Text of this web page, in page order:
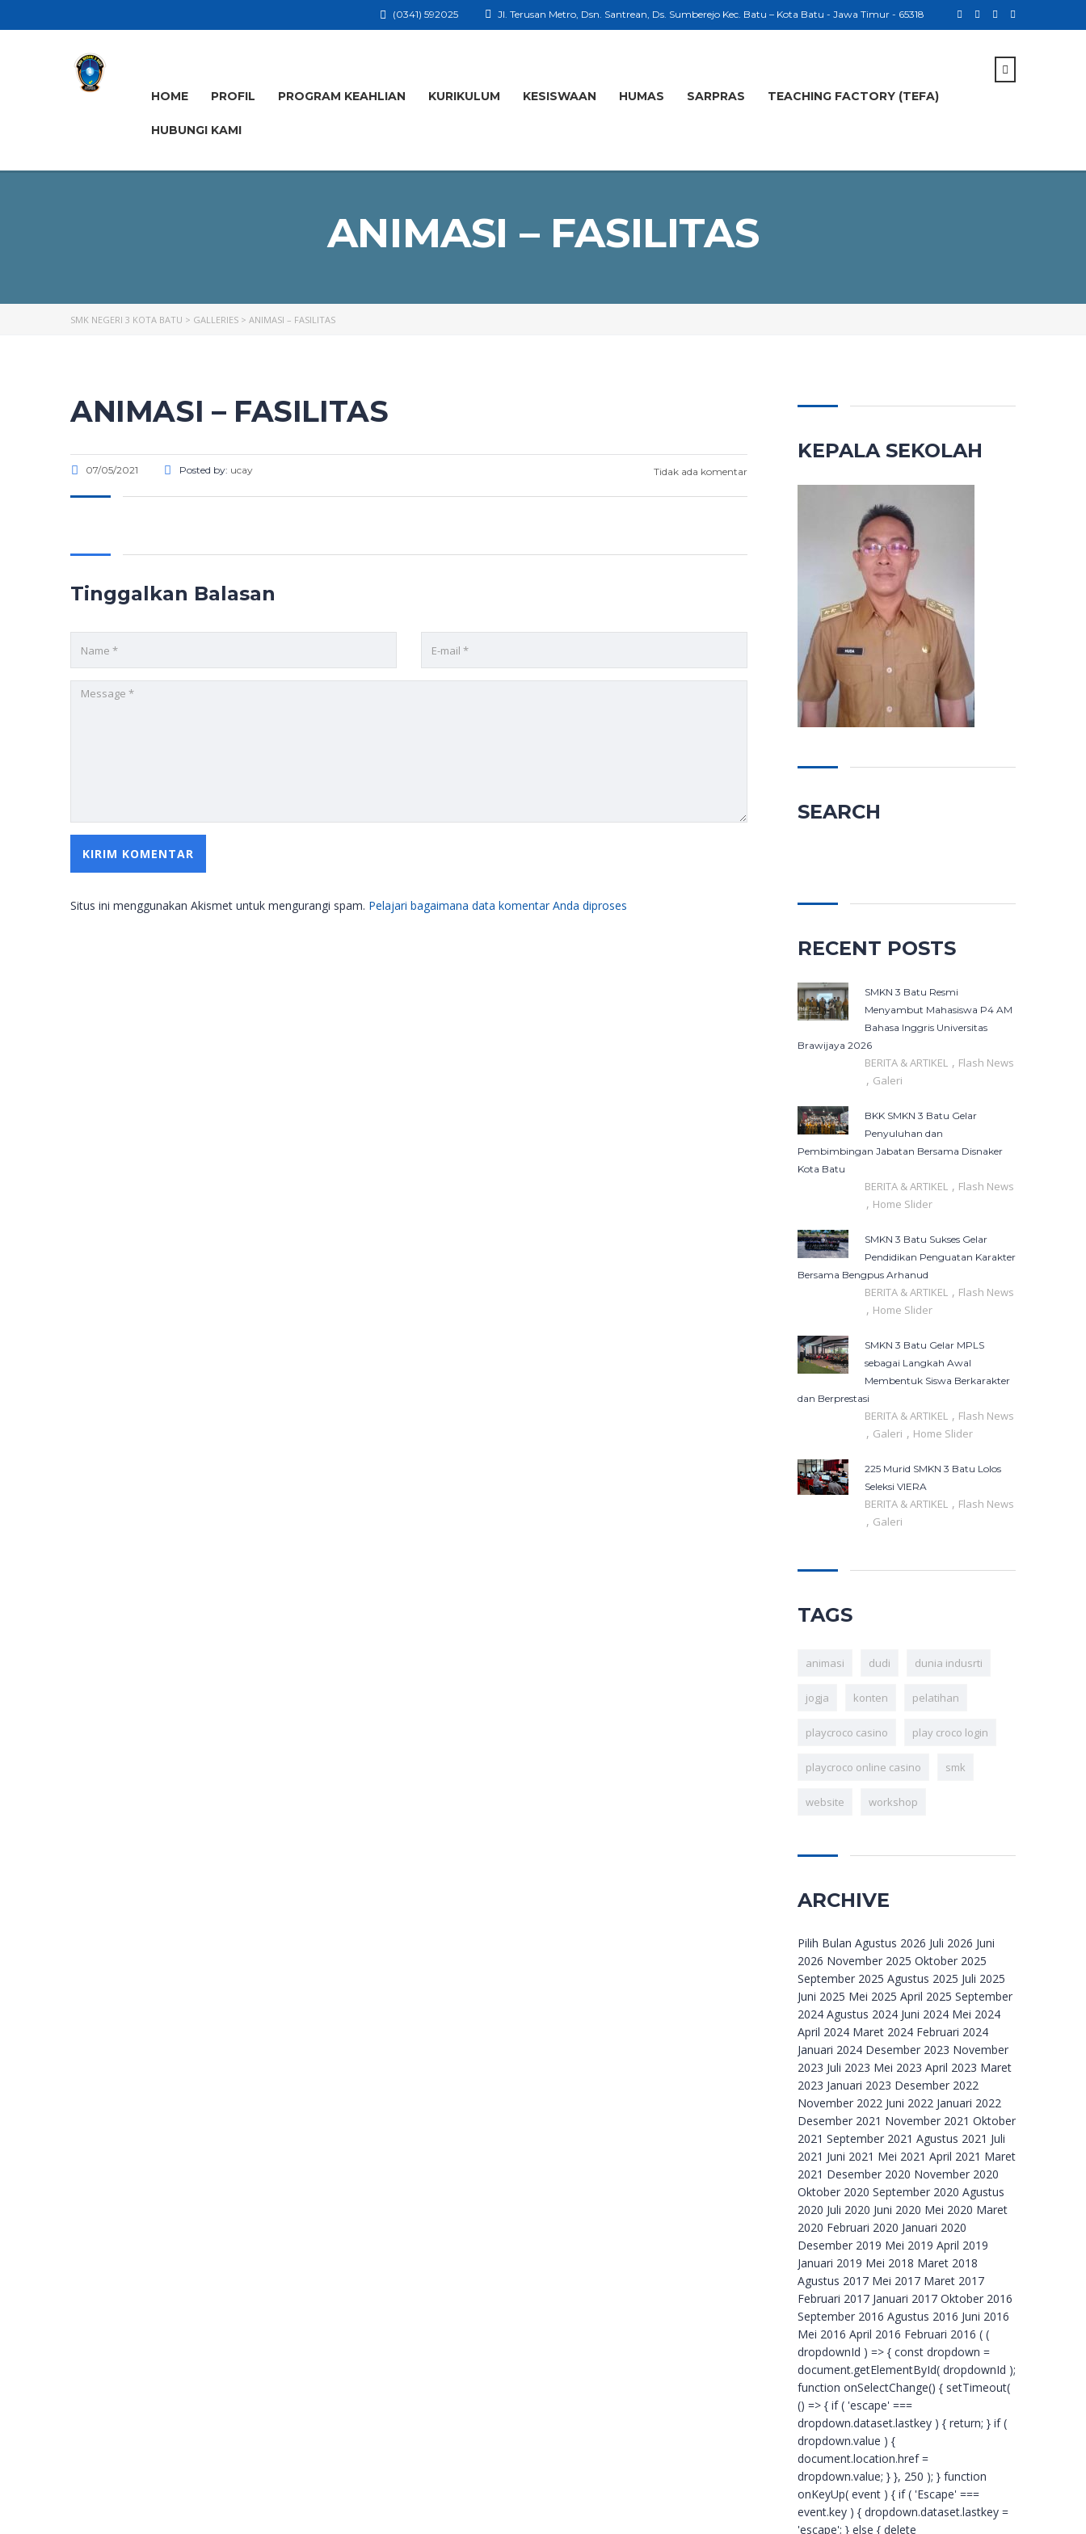
Jl. Terusan Metro, Dsn. Santrean, Ds. Sumberejo Kec. Batu – Kota Batu - Jawa Timur - 65318
(0341) 592025
HOME PROFIL PROGRAM KEAHLIAN KURIKULUM KESISWAAN HUMAS SARPRAS TEACHING FACTORY (TEFA)
HUBUNGI KAMI
ANIMASI – FASILITAS
SMK NEGERI 3 KOTA BATU > GALLERIES > ANIMASI – FASILITAS
ANIMASI – FASILITAS
07/05/2021 Posted by: ucay Tidak ada komentar
Tinggalkan Balasan
Situs ini menggunakan Akismet untuk mengurangi spam. Pelajari bagaimana data komentar Anda diproses
KEPALA SEKOLAH
SEARCH
RECENT POSTS
SMKN 3 Batu Resmi
Menyambut Mahasiswa P4 AM
Bahasa Inggris Universitas
Brawijaya 2026
BERITA & ARTIKEL , Flash News
, Galeri
BKK SMKN 3 Batu Gelar
Penyuluhan dan
Pembimbingan Jabatan Bersama Disnaker
Kota Batu
BERITA & ARTIKEL , Flash News
, Home Slider
SMKN 3 Batu Sukses Gelar
Pendidikan Penguatan Karakter
Bersama Bengpus Arhanud
BERITA & ARTIKEL , Flash News
, Home Slider
SMKN 3 Batu Gelar MPLS
sebagai Langkah Awal
Membentuk Siswa Berkarakter
dan Berprestasi
BERITA & ARTIKEL , Flash News
, Galeri , Home Slider
225 Murid SMKN 3 Batu Lolos
Seleksi VIERA
BERITA & ARTIKEL , Flash News
, Galeri
TAGS
animasi dudi dunia indusrti
jogja konten pelatihan
playcroco casino play croco login
playcroco online casino smk
website workshop
ARCHIVE
Archive
Pilih Bulan Agustus 2026 Juli 2026 Juni
2026 November 2025 Oktober 2025
September 2025 Agustus 2025 Juli 2025
Juni 2025 Mei 2025 April 2025 September
2024 Agustus 2024 Juni 2024 Mei 2024
April 2024 Maret 2024 Februari 2024
Januari 2024 Desember 2023 November
2023 Juli 2023 Mei 2023 April 2023 Maret
2023 Januari 2023 Desember 2022
November 2022 Juni 2022 Januari 2022
Desember 2021 November 2021 Oktober
2021 September 2021 Agustus 2021 Juli
2021 Juni 2021 Mei 2021 April 2021 Maret
2021 Desember 2020 November 2020
Oktober 2020 September 2020 Agustus
2020 Juli 2020 Juni 2020 Mei 2020 Maret
2020 Februari 2020 Januari 2020
Desember 2019 Mei 2019 April 2019
Januari 2019 Mei 2018 Maret 2018
Agustus 2017 Mei 2017 Maret 2017
Februari 2017 Januari 2017 Oktober 2016
September 2016 Agustus 2016 Juni 2016
Mei 2016 April 2016 Februari 2016 ( (
dropdownId ) => { const dropdown =
document.getElementById( dropdownId );
function onSelectChange() { setTimeout(
() => { if ( 'escape' ===
dropdown.dataset.lastkey ) { return; } if (
dropdown.value ) {
document.location.href =
dropdown.value; } }, 250 ); } function
onKeyUp( event ) { if ( 'Escape' ===
event.key ) { dropdown.dataset.lastkey =
'escape'; } else { delete